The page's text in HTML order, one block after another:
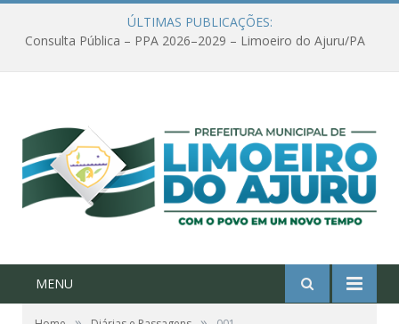
ÚLTIMAS PUBLICAÇÕES:
Consulta Pública – PPA 2026–2029 – Limoeiro do Ajuru/PA
MENU